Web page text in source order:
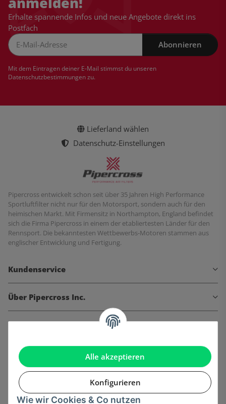
Alle akzeptieren
Konfigurieren
Wie wir Cookies & Co nutzen
Erhalte spannende Infos und neue Angebote direkt ins
Postfach
Abonnieren
Mit dem Eintragen deiner E-Mail stimmst du unseren
Datenschutzbestimmungenzu.
Lieferland wählen
Datenschutz-Einstellungen
Pipercross entwickelt schon seit über 35 Jahren High Performance
Sportluftfilter nicht nur für den Motorsport, sondern auch für den
heimischen Markt. Mit Firmensitz in Northampton, England befindet
sich die Firma Pipercross in einem der etabliertesten Länder für den
Rennsport. Die bekanntesten Wettbewerbs-Motoren stammen aus
englischer Entwicklung und Fertigung.
Kundenservice
Über Pipercross Inc.
Informationen
Gesetzliche Informationen